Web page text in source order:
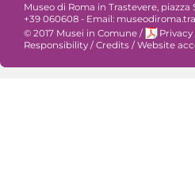
Museo di Roma in Trastevere, piazza
+39 060608 - Email:
© 2017 Musei in Comune / Privacy
Responsibility / Credits / Website